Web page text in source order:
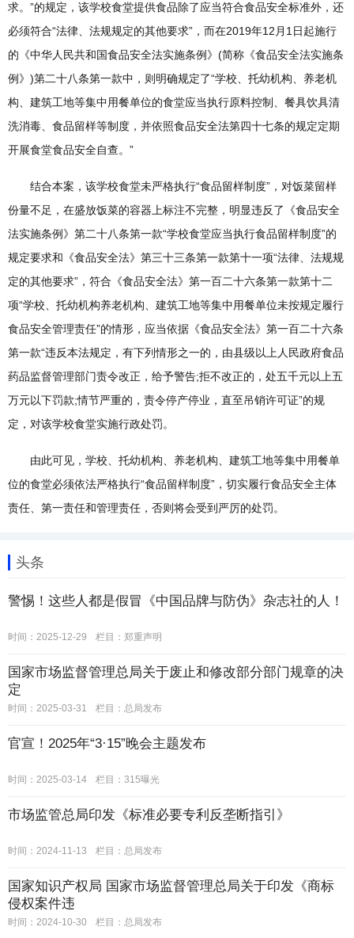
求。”的规定，该学校食堂提供食品除了应当符合食品安全标准外，还
必须符合“法律、法规规定的其他要求”，而在2019年12月1日起施行
的《中华人民共和国食品安全法实施条例》(简称《食品安全法实施条
例》)第二十八条第一款中，则明确规定了“学校、托幼机构、养老机
构、建筑工地等集中用餐单位的食堂应当执行原料控制、餐具饮具清
洗消毒、食品留样等制度，并依照食品安全法第四十七条的规定定期
开展食堂食品安全自查。”
结合本案，该学校食堂未严格执行“食品留样制度”，对饭菜留样
份量不足，在盛放饭菜的容器上标注不完整，明显违反了《食品安全
法实施条例》第二十八条第一款“学校食堂应当执行食品留样制度”的
规定要求和《食品安全法》第三十三条第一款第十一项“法律、法规规
定的其他要求”，符合《食品安全法》第一百二十六条第一款第十二
项“学校、托幼机构养老机构、建筑工地等集中用餐单位未按规定履行
食品安全管理责任”的情形，应当依据《食品安全法》第一百二十六条
第一款“违反本法规定，有下列情形之一的，由县级以上人民政府食品
药品监督管理部门责令改正，给予警告;拒不改正的，处五千元以上五
万元以下罚款;情节严重的，责令停产停业，直至吊销许可证”的规
定，对该学校食堂实施行政处罚。
由此可见，学校、托幼机构、养老机构、建筑工地等集中用餐单
位的食堂必须依法严格执行“食品留样制度”，切实履行食品安全主体
责任、第一责任和管理责任，否则将会受到严厉的处罚。
头条
警惕！这些人都是假冒《中国品牌与防伪》杂志社的人！
时间：2025-12-29 栏目： 郑重声明
国家市场监督管理总局关于废止和修改部分部门规章的决
定
时间：2025-03-31 栏目： 总局发布
官宣！2025年“3·15”晚会主题发布
时间：2025-03-14 栏目： 315曝光
市场监管总局印发《标准必要专利反垄断指引》
时间：2024-11-13 栏目： 总局发布
国家知识产权局 国家市场监督管理总局关于印发《商标
侵权案件违
时间：2024-10-30 栏目： 总局发布